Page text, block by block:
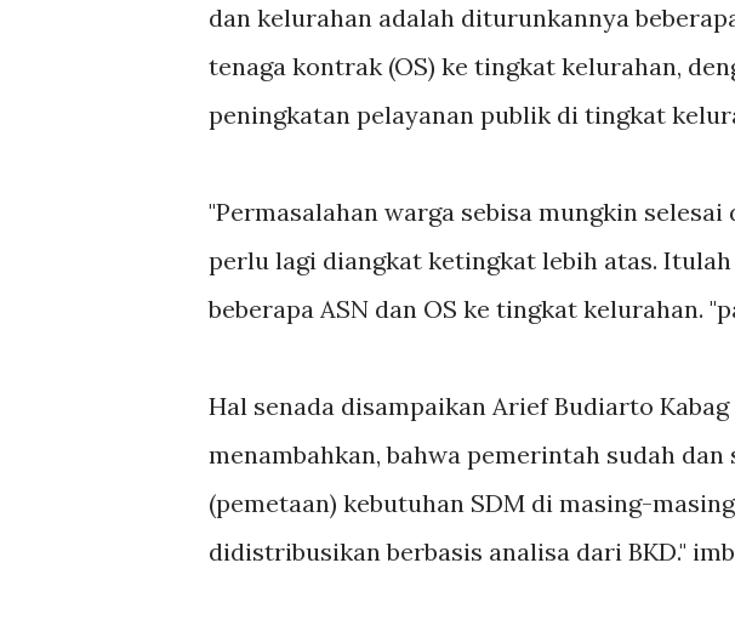
dan kelurahan adalah diturunkannya
tenaga kontrak (OS) ke tingkat kelurahan,
peningkatan pelayanan publik di tingkat
"Permasalahan warga sebisa mungkin
perlu lagi diangkat ketingkat lebih atas.
beberapa ASN dan OS ke tingkat kelurahan.
Hal senada disampaikan Arief Budiarto
menambahkan, bahwa pemerintah sudah
(pemetaan) kebutuhan SDM di masing-
didistribusikan berbasis analisa dari BKD."